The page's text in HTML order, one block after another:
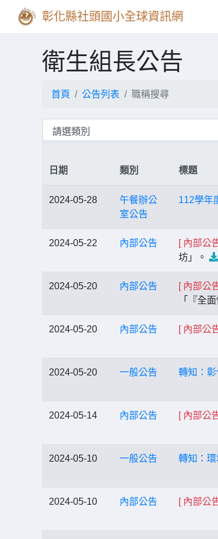
彰化縣社頭國小全球資訊網
衛生組長公告
首頁 公告列表 職稱搜尋
日期 類別 標題
2024-05-28
午餐辦公
室公告
112學年
2024-05-22 內部公告 [ 內部公
坊」。
2024-05-20 內部公告 [ 內部公
「『全
2024-05-20 內部公告 [ 內部公
2024-05-20 一般公告 轉知：
2024-05-14 內部公告 [ 內部公
2024-05-10 一般公告 轉知：
2024-05-10 內部公告 [ 內部公